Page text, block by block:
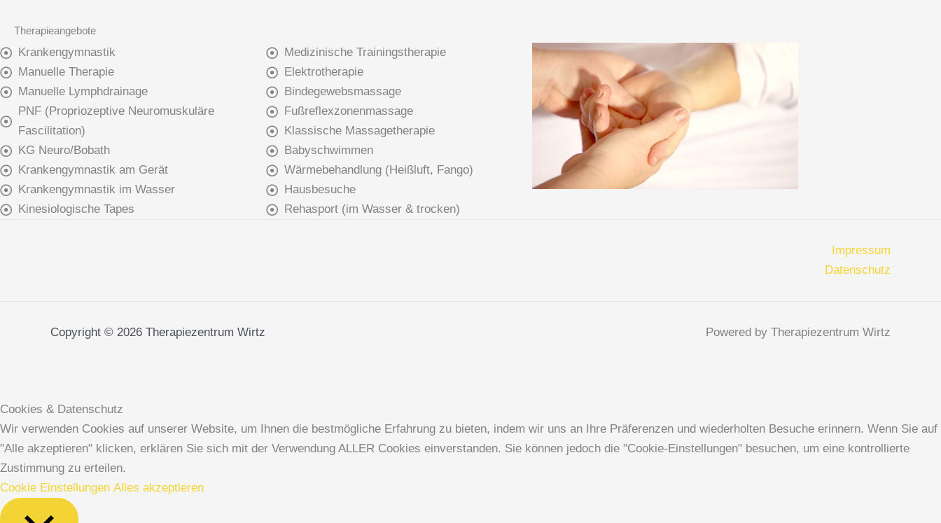
Therapieangebote
Krankengymnastik
Manuelle Therapie
Manuelle Lymphdrainage
PNF (Propriozeptive Neuromuskuläre
Fascilitation)
KG Neuro/Bobath
Krankengymnastik am Gerät
Krankengymnastik im Wasser
Kinesiologische Tapes
Medizinische Trainingstherapie
Elektrotherapie
Bindegewebsmassage
Fußreflexzonenmassage
Klassische Massagetherapie
Babyschwimmen
Wärmebehandlung (Heißluft, Fango)
Hausbesuche
Rehasport (im Wasser & trocken)
Impressum
Datenschutz
Copyright © 2026 Therapiezentrum Wirtz Powered by Therapiezentrum Wirtz
Cookies & Datenschutz
Wir verwenden Cookies auf unserer Website, um Ihnen die bestmögliche Erfahrung zu bieten, indem wir uns an Ihre Präferenzen und wiederholten Besuche erinnern. Wenn Sie auf
"Alle akzeptieren" klicken, erklären Sie sich mit der Verwendung ALLER Cookies einverstanden. Sie können jedoch die "Cookie-Einstellungen" besuchen, um eine kontrollierte
Zustimmung zu erteilen.
Cookie Einstellungen Alles akzeptieren